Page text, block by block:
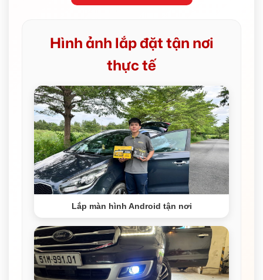
Hình ảnh lắp đặt tận nơi
thực tế
Lắp màn hình Android tận nơi